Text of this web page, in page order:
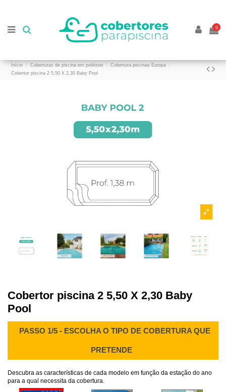
0
Início Coberturas de piscina em poliéster
Cobertura piscinas Europa
Cobertor piscina 2 5,50 X 2,30 Baby Pool
Cobertor piscina 2 5,50 X 2,30 Baby
Pool
PASSO 1/5 - ESCOLHA O TIPO DE COBERTURA QUE
PRETENDE
Descubra as características de cada modelo em função da estação do ano
para a qual necessita da cobertura.